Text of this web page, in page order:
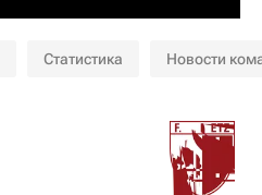
Статистика Новости